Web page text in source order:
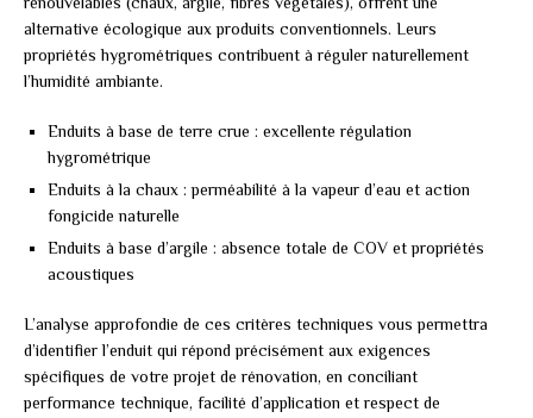
alternative écologique aux produits conventionnels. Leurs
propriétés hygrométriques contribuent à réguler naturellement
l’humidité ambiante.
Enduits à base de terre crue : excellente régulation
hygrométrique
Enduits à la chaux : perméabilité à la vapeur d’eau et action
fongicide naturelle
Enduits à base d’argile : absence totale de COV et propriétés
acoustiques
L’analyse approfondie de ces critères techniques vous permettra
d’identifier l’enduit qui répond précisément aux exigences
spécifiques de votre projet de rénovation, en conciliant
performance technique, facilité d’application et respect de